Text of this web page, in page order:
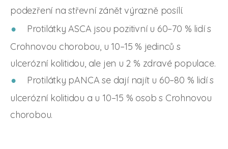
podezření na střevní zánět výrazně posílí.
Protilátky ASCA jsou pozitivní u 60–70 % lidí s
Crohnovou chorobou, u 10–15 % jedinců s
ulcerózní kolitidou, ale jen u 2 % zdravé populace.
Protilátky pANCA se dají najít u 60–80 % lidí s
ulcerózní kolitidou a u 10–15 % osob s Crohnovou
chorobou.